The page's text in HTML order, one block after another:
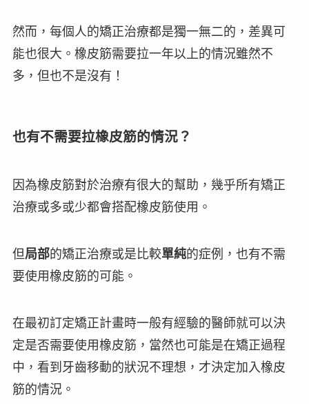
然而，每個人的矯正治療都是獨一無二的，差異可
能也很大。橡皮筋需要拉一年以上的情況雖然不
多，但也不是沒有！
也有不需要拉橡皮筋的情況？
因為橡皮筋對於治療有很大的幫助，幾乎所有矯正
治療或多或少都會搭配橡皮筋使用。
但局部的矯正治療或是比較單純的症例，也有不需
要使用橡皮筋的可能。
在最初訂定矯正計畫時一般有經驗的醫師就可以決
定是否需要使用橡皮筋，當然也可能是在矯正過程
中，看到牙齒移動的狀況不理想，才決定加入橡皮
筋的情況。